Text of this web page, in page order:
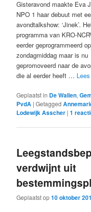
Gisteravond maakte Eva
NPO 1 haar debuut met
avondtalkshow: ‘Jinek’.
programma van KRO-
eerder geprogrammeerd
zondagmiddag maar is nu
gepromoveerd naar de
die al eerder heeft …
Geplaatst in De Wallen,
PvdA |Getagged
Lodewijk Asscher |1
verdwijnt uit
Geplaatst op10 oktober